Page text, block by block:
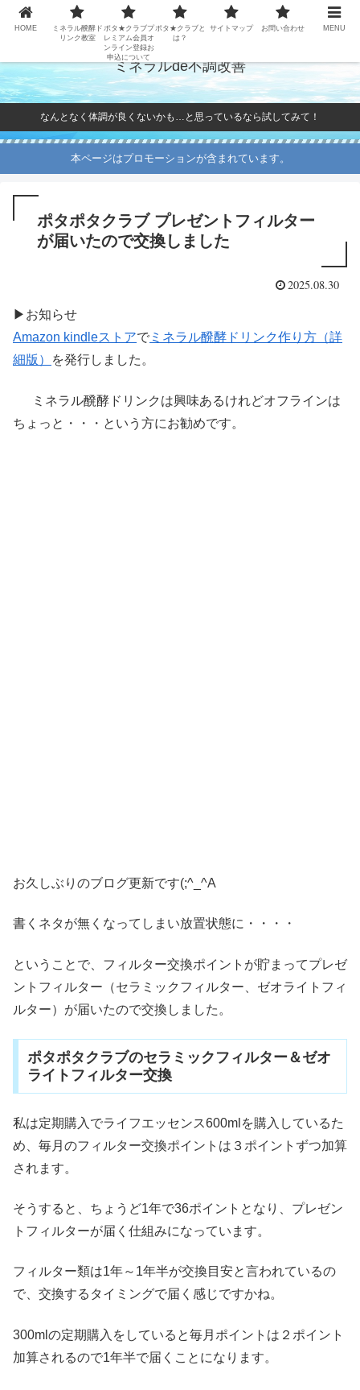
ミネラルde不調改善
なんとなく体調が良くないかも…と思っているなら試してみて！
本ページはプロモーションが含まれています。
ポタポタクラブ プレゼントフィルター
が届いたので交換しました
2025.08.30
▶お知らせ
Amazon kindleストアで ミネラル醗酵ドリンク作り方（詳
細版）
を発行しました。
ミネラル醗酵ドリンクは興味あるけれどオフラインは
ちょっと・・・という方にお勧めです。
お久しぶりのブログ更新です(;^_^A
書くネタが無くなってしまい放置状態に・・・・
ということで、フィルター交換ポイントが貯まってプレゼ
ントフィルター（セラミックフィルター、ゼオライトフィ
ルター）が届いたので交換しました。
ポタポタクラブのセラミックフィルター＆ゼオ
ライトフィルター交換
私は定期購入でライフエッセンス600mlを購入しているた
め、毎月のフィルター交換ポイントは３ポイントずつ加算
されます。
そうすると、ちょうど1年で36ポイントとなり、プレゼン
トフィルターが届く仕組みになっています。
フィルター類は1年～1年半が交換目安と言われているの
で、交換するタイミングで届く感じですかね。
300mlの定期購入をしていると毎月ポイントは２ポイント
加算されるので1年半で届くことになります。
HOME
ミネラル醗酵ド
リンク教室
ポタ★クラブプ
レミアム会員オ
ンライン登録お
申込について
ポタ★クラブと
は？
サイトマップ お問い合わせ MENU